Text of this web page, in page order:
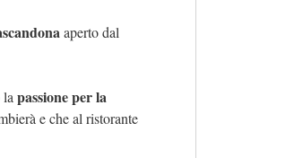
aperto dal
passione per la
e che al ristorante